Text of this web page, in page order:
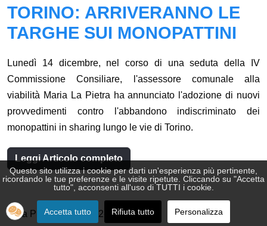
TORINO: ARRIVERANNO LE
TARGHE SUI MONOPATTINI
Lunedì 14 dicembre, nel corso di una seduta della IV
Commissione Consiliare, l'assessore comunale alla
viabilità Maria La Pietra ha annunciato l'adozione di nuovi
provvedimenti contro l'abbandono indiscriminato dei
monopattini in sharing lungo le vie di Torino.
Leggi Articolo completo
Data Pubblicazione 22-12-2020
Questo sito utilizza i cookie per darti un'esperienza più pertinente,
ricordando le tue preferenze e le visite ripetute. Cliccando su "Accetta
tutto", acconsenti all'uso di TUTTI i cookie.
Accetta tutto Rifiuta tutto Personalizza